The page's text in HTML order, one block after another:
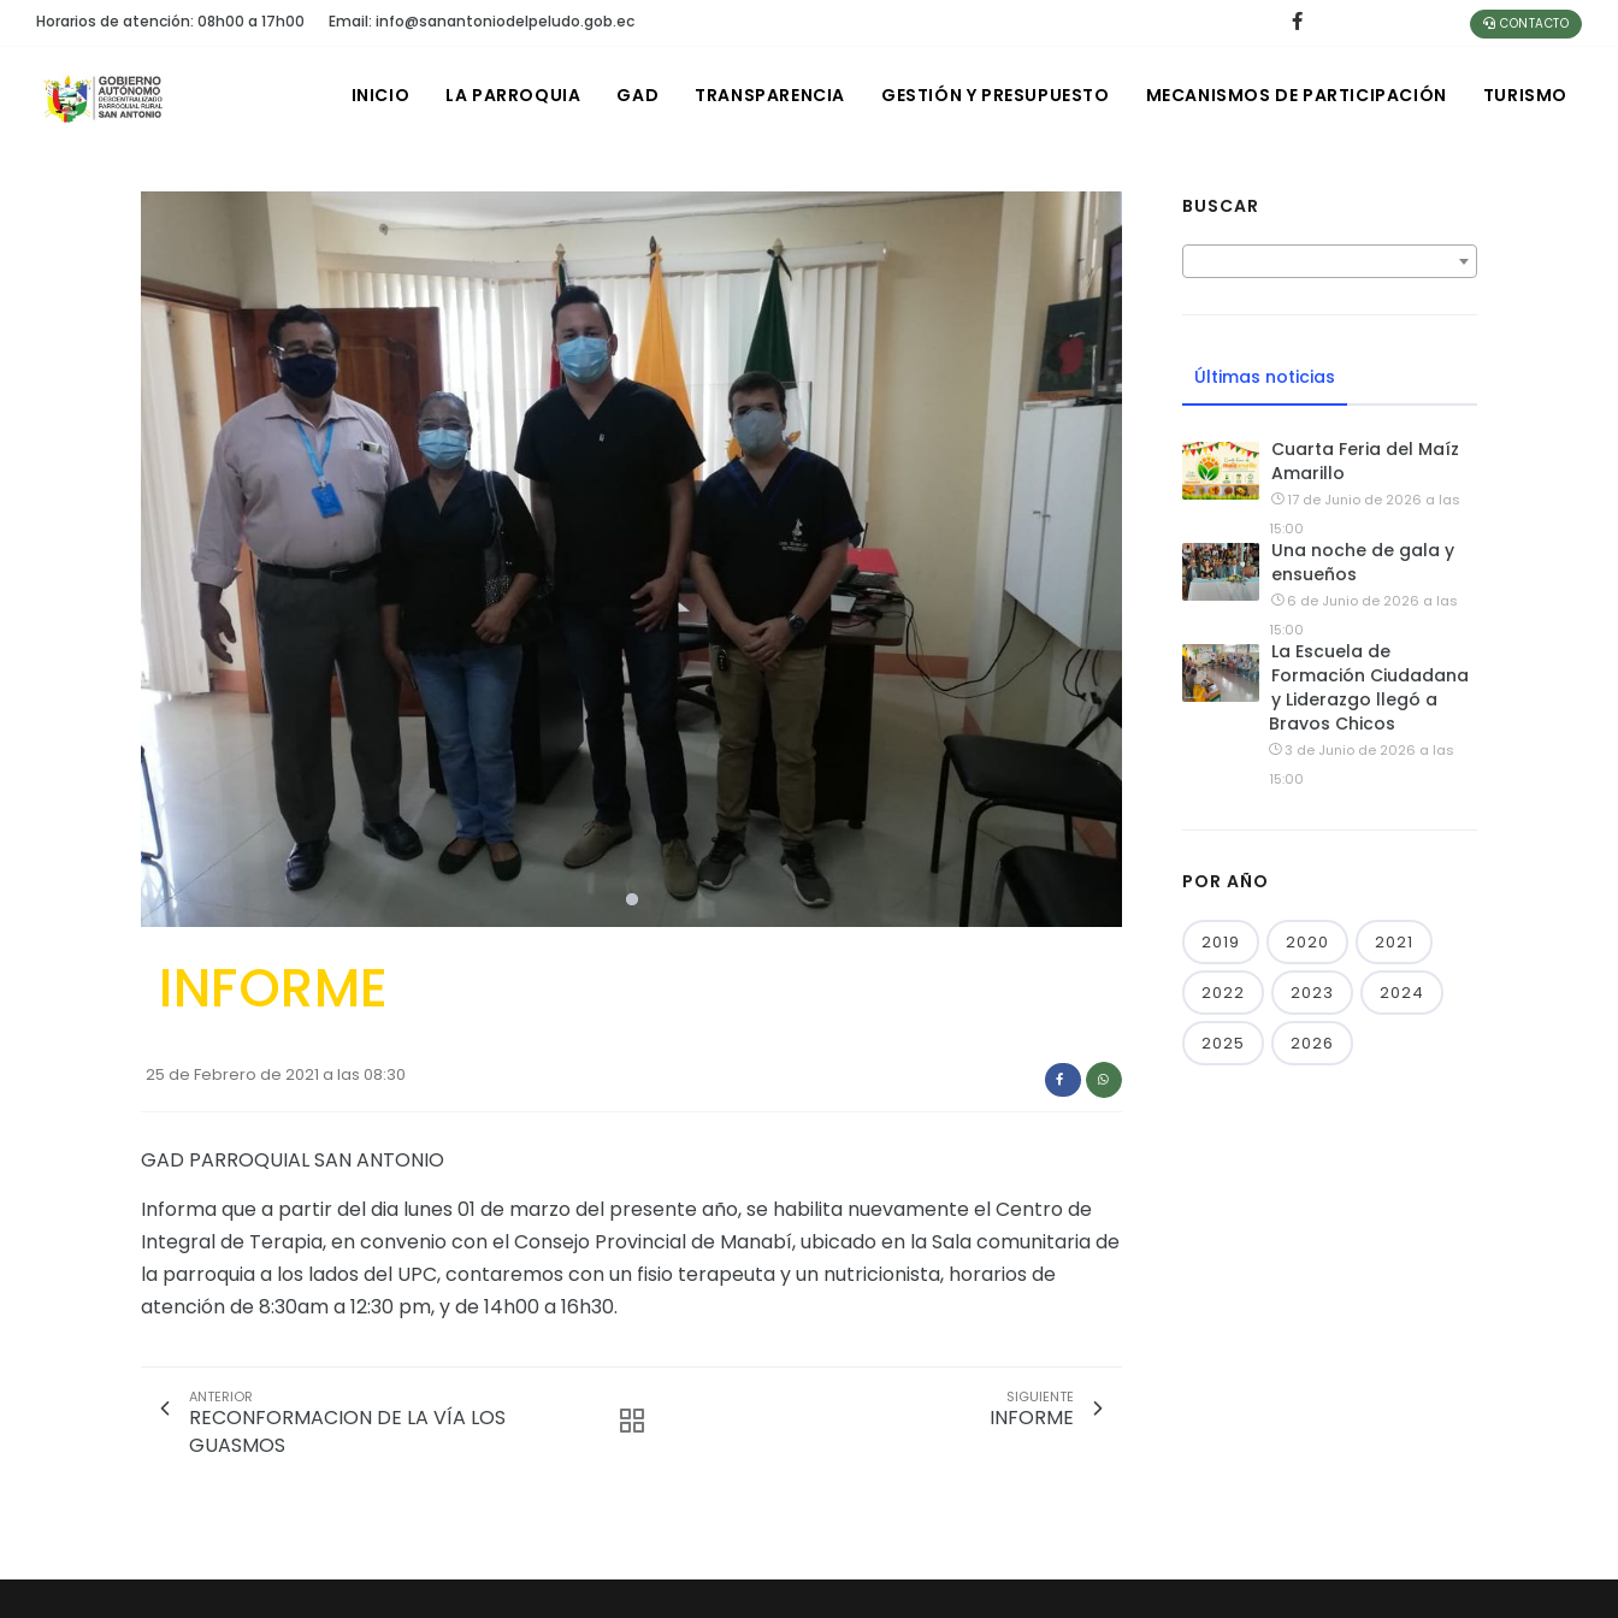
Horarios de atención: 08h00 a 17h00 Email: info@sanantoniodelpeludo.gob.ec CONTACTO
INICIO LA PARROQUIA GAD TRANSPARENCIA GESTIÓN Y PRESUPUESTO MECANISMOS DE PARTICIPACIÓN TURISMO
INFORME
25 de Febrero de 2021 a las 08:30
GAD PARROQUIAL SAN ANTONIO
Informa que a partir del dia lunes 01 de marzo del presente año, se habilita nuevamente el Centro de
Integral de Terapia, en convenio con el Consejo Provincial de Manabí, ubicado en la Sala comunitaria de
la parroquia a los lados del UPC, contaremos con un fisio terapeuta y un nutricionista, horarios de
atención de 8:30am a 12:30 pm, y de 14h00 a 16h30.
ANTERIOR
RECONFORMACION DE LA VÍA LOS
GUASMOS
SIGUIENTE
INFORME
BUSCAR
Últimas noticias
Cuarta Feria del Maíz
Amarillo
17 de Junio de 2026 a las
15:00
Una noche de gala y
ensueños
6 de Junio de 2026 a las
15:00
La Escuela de
Formación Ciudadana
y Liderazgo llegó a
Bravos Chicos
3 de Junio de 2026 a las
15:00
POR AÑO
2019 2020 2021
2022 2023 2024
2025 2026